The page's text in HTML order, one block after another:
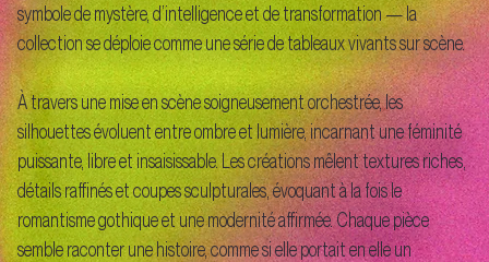
symbole de mystère, d’intelligence et de transformation — la
collection se déploie comme une série de tableaux vivants sur scène.
À travers une mise en scène soigneusement orchestrée, les
silhouettes évoluent entre ombre et lumière, incarnant une féminité
puissante, libre et insaisissable. Les créations mêlent textures riches,
détails raffinés et coupes sculpturales, évoquant à la fois le
romantisme gothique et une modernité affirmée. Chaque pièce
semble raconter une histoire, comme si elle portait en elle un